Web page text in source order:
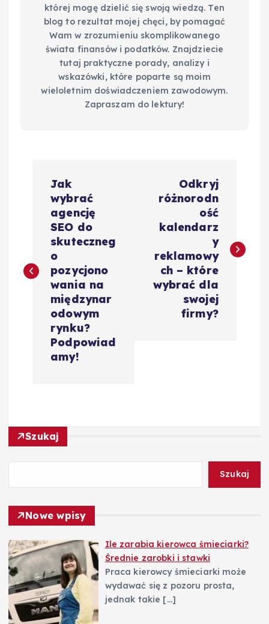
której mogę dzielić się swoją wiedzą. Ten
blog to rezultat mojej chęci, by pomagać
Wam w zrozumieniu skomplikowanego
świata finansów i podatków. Znajdziecie
tutaj praktyczne porady, analizy i
wskazówki, które poparte są moim
wieloletnim doświadczeniem zawodowym.
Zapraszam do lektury!
i
w
p
i
s
u
Jak
wybrać
agencję
SEO do
skuteczneg
o
pozycjono
wania na
międzynar
odowym
rynku?
Podpowiad
amy!
Odkryj
różnorodn
ość
kalendarz
y
reklamowy
ch – które
wybrać dla
swojej
firmy?
Szukaj
Szukaj
Nowe wpisy
Ile zarabia kierowca śmieciarki?
Średnie zarobki i stawki
Praca kierowcy śmieciarki może
wydawać się z pozoru prosta,
jednak takie […]